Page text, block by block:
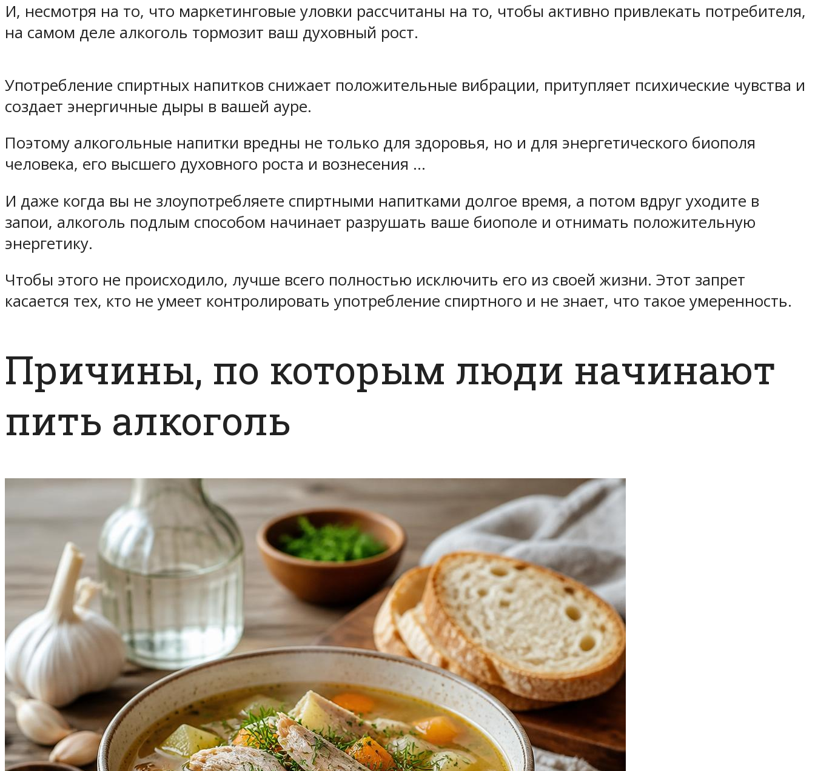
И, несмотря на то, что маркетинговые уловки рассчитаны на то, чтобы активно привлекать потребителя,
на самом деле алкоголь тормозит ваш духовный рост.
Употребление спиртных напитков снижает положительные вибрации, притупляет психические чувства и
создает энергичные дыры в вашей ауре.
Поэтому алкогольные напитки вредны не только для здоровья, но и для энергетического биополя
человека, его высшего духовного роста и вознесения …
И даже когда вы не злоупотребляете спиртными напитками долгое время, а потом вдруг уходите в
запои, алкоголь подлым способом начинает разрушать ваше биополе и отнимать положительную
энергетику.
Чтобы этого не происходило, лучше всего полностью исключить его из своей жизни. Этот запрет
касается тех, кто не умеет контролировать употребление спиртного и не знает, что такое умеренность.
Причины, по которым люди начинают
пить алкоголь